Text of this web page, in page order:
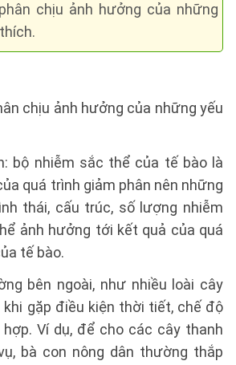
chịu ảnh hưởng của những
chịu ảnh hưởng của những yếu
bộ nhiễm sắc thể của tế bào là
quá trình giảm phân nên những
thái, cấu trúc, số lượng nhiễm
ảnh hưởng tới kết quả của quá
tế bào.
bên ngoài, như nhiều loài cây
gặp điều kiện thời tiết, chế độ
Ví dụ, để cho các cây thanh
bà con nông dân thường thắp